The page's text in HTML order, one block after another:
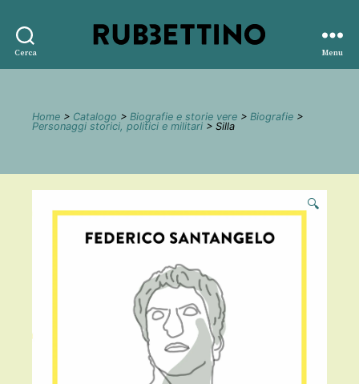
Cerca
editore
Menu
Home > Catalogo > Biografie e storie vere > Biografie >
Personaggi storici, politici e militari > Silla
🔍